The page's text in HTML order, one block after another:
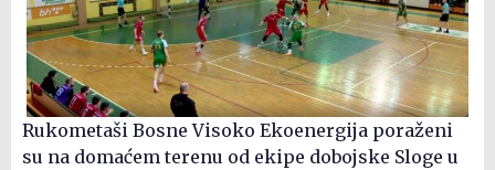
Rukometaši Bosne Visoko Ekoenergija poraženi
su na domaćem terenu od ekipe dobojske Sloge u